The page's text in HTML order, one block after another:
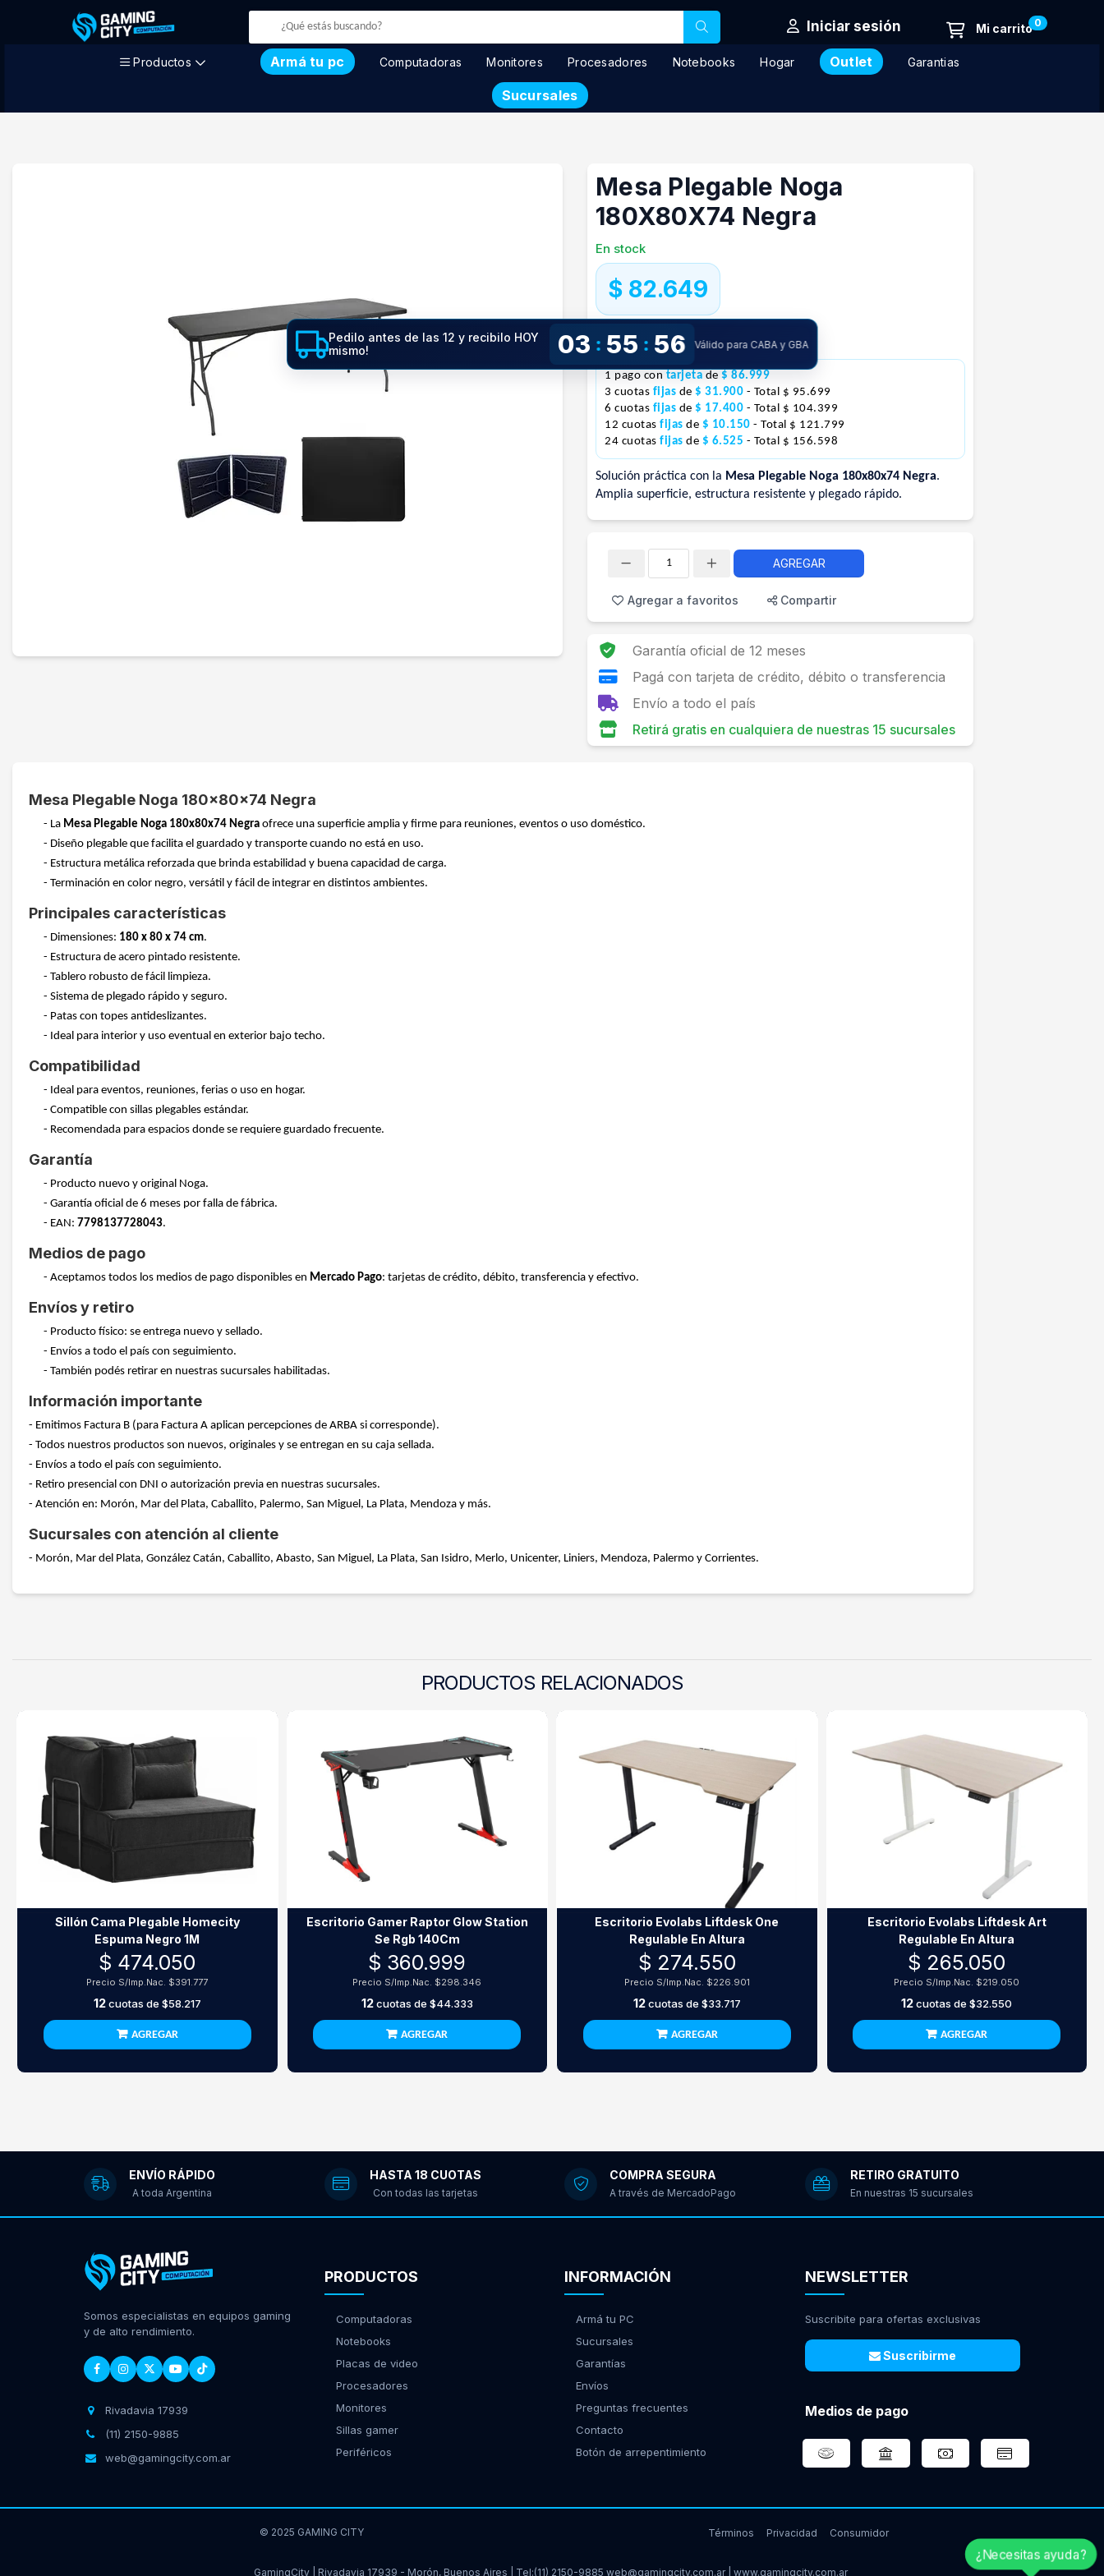
Iniciar sesión 0
Productos Armá tu pc Computadoras Monitores Procesadores Notebooks Hogar Outlet Garantias
Sucursales
Mesa Plegable Noga
180X80X74 Negra
En stock
$ 82.649
Precio especial con transferencia
Precio S/Imp.Nac.$68.305
1 pago con tarjeta de $ 86.999
3 cuotas fijas de $ 31.900 - Total $ 95.699
6 cuotas fijas de $ 17.400 - Total $ 104.399
12 cuotas fijas de $ 10.150 - Total $ 121.799
24 cuotas fijas de $ 6.525 - Total $ 156.598
Solución práctica con la Mesa Plegable Noga 180x80x74 Negra.
Amplia superficie, estructura resistente y plegado rápido.
Pedilo antes de las 12 y recibilo HOY
mismo!
03 : 55 : 56 Válido para CABA y GBA
AGREGAR
Agregar a favoritos Compartir
Garantía oficial de 12 meses
Pagá con tarjeta de crédito, débito o transferencia
Envío a todo el país
Retirá gratis en cualquiera de nuestras 15 sucursales
Mesa Plegable Noga 180x80x74 Negra
- La Mesa Plegable Noga 180x80x74 Negra ofrece una superficie amplia y firme para reuniones, eventos o uso doméstico.
- Diseño plegable que facilita el guardado y transporte cuando no está en uso.
- Estructura metálica reforzada que brinda estabilidad y buena capacidad de carga.
- Terminación en color negro, versátil y fácil de integrar en distintos ambientes.
Principales características
- Dimensiones: 180 x 80 x 74 cm.
- Estructura de acero pintado resistente.
- Tablero robusto de fácil limpieza.
- Sistema de plegado rápido y seguro.
- Patas con topes antideslizantes.
- Ideal para interior y uso eventual en exterior bajo techo.
Compatibilidad
- Ideal para eventos, reuniones, ferias o uso en hogar.
- Compatible con sillas plegables estándar.
- Recomendada para espacios donde se requiere guardado frecuente.
Garantía
- Producto nuevo y original Noga.
- Garantía oficial de 6 meses por falla de fábrica.
- EAN: 7798137728043.
Medios de pago
- Aceptamos todos los medios de pago disponibles en Mercado Pago: tarjetas de crédito, débito, transferencia y efectivo.
Envíos y retiro
- Producto físico: se entrega nuevo y sellado.
- Envíos a todo el país con seguimiento.
- También podés retirar en nuestras sucursales habilitadas.
Información importante
- Emitimos Factura B (para Factura A aplican percepciones de ARBA si corresponde).
- Todos nuestros productos son nuevos, originales y se entregan en su caja sellada.
- Envíos a todo el país con seguimiento.
- Retiro presencial con DNI o autorización previa en nuestras sucursales.
- Atención en: Morón, Mar del Plata, Caballito, Palermo, San Miguel, La Plata, Mendoza y más.
Sucursales con atención al cliente
- Morón, Mar del Plata, González Catán, Caballito, Abasto, San Miguel, La Plata, San Isidro, Merlo, Unicenter, Liniers, Mendoza, Palermo y Corrientes.
PRODUCTOS RELACIONADOS
Sillón Cama Plegable Homecity
Espuma Negro 1M
$ 474.050
Precio S/Imp.Nac. $391.777
12cuotas de $58.217
AGREGAR
Escritorio Gamer Raptor Glow Station
Se Rgb 140Cm
$ 360.999
Precio S/Imp.Nac. $298.346
12cuotas de $44.333
AGREGAR
Escritorio Evolabs Liftdesk One
Regulable En Altura
$ 274.550
Precio S/Imp.Nac. $226.901
12cuotas de $33.717
AGREGAR
Escritorio Evolabs Liftdesk Art
Regulable En Altura
$ 265.050
Precio S/Imp.Nac. $219.050
12cuotas de$32.550
AGREGAR
ENVÍO RÁPIDO
A toda Argentina
HASTA 18 CUOTAS
Con todas las tarjetas
COMPRA SEGURA
A través de MercadoPago
RETIRO GRATUITO
En nuestras 15 sucursales
Somos especialistas en equipos gaming
y de alto rendimiento.
Rivadavia 17939
(11) 2150-9885
web@gamingcity.com.ar
PRODUCTOS
Computadoras
Notebooks
Placas de video
Procesadores
Monitores
Sillas gamer
Periféricos
INFORMACIÓN
Armá tu PC
Sucursales
Garantías
Envíos
Preguntas frecuentes
Contacto
Botón de arrepentimiento
NEWSLETTER
Suscribite para ofertas exclusivas
Suscribirme
Medios de pago
© 2025 GAMING CITY Términos Privacidad Consumidor
GamingCity | Rivadavia 17939 - Morón, Buenos Aires | Tel:(11) 2150-9885 web@gamingcity.com.ar www.gamingcity.com.ar
¿Necesitas ayuda?